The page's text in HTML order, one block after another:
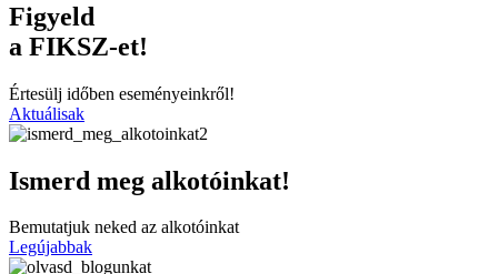
Figyeld
a FIKSZ-et!
Értesülj időben eseményeinkről!
Aktuálisak
Ismerd meg alkotóinkat!
Bemutatjuk neked az alkotóinkat
Legújabbak